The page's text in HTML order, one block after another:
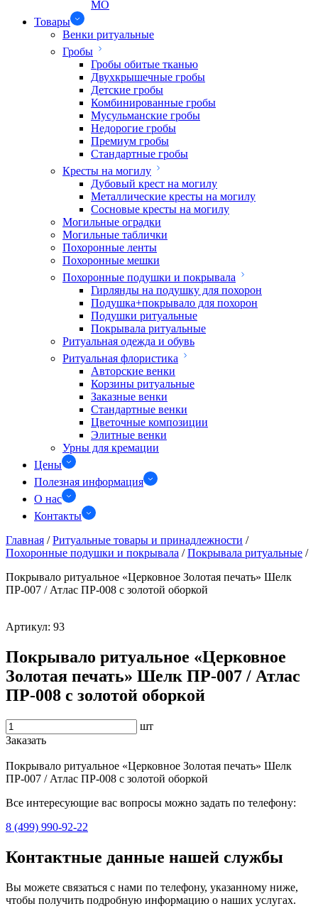
МО
Товары
Венки ритуальные
Гробы
Гробы обитые тканью
Двухкрышечные гробы
Детские гробы
Комбинированные гробы
Мусульманские гробы
Недорогие гробы
Премиум гробы
Стандартные гробы
Кресты на могилу
Дубовый крест на могилу
Металлические кресты на могилу
Сосновые кресты на могилу
Могильные оградки
Могильные таблички
Похоронные ленты
Похоронные мешки
Похоронные подушки и покрывала
Гирлянды на подушку для похорон
Подушка+покрывало для похорон
Подушки ритуальные
Покрывала ритуальные
Ритуальная одежда и обувь
Ритуальная флористика
Авторские венки
Корзины ритуальные
Заказные венки
Стандартные венки
Цветочные композиции
Элитные венки
Урны для кремации
Цены
Полезная информация
О нас
Контакты
Главная / Ритуальные товары и принадлежности /
Похоронные подушки и покрывала / Покрывала ритуальные /
Покрывало ритуальное «Церковное Золотая печать» Шелк
ПР-007 / Атлас ПР-008 с золотой оборкой
Артикул: 93
Покрывало ритуальное «Церковное
Золотая печать» Шелк ПР-007 / Атлас
ПР-008 с золотой оборкой
шт
Заказать
Покрывало ритуальное «Церковное Золотая печать» Шелк
ПР-007 / Атлас ПР-008 с золотой оборкой
Все интересующие вас вопросы можно задать по телефону:
8 (499) 990-92-22
Контактные данные нашей службы
Вы можете связаться с нами по телефону, указанному ниже,
чтобы получить подробную информацию о наших услугах.